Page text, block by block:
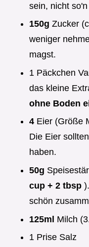
sein, nicht
150g Zucker
weniger
magst.
1 Päckchen
das kleine
ohne Boden
4 Eier (Größe
Die Eier
haben.
50g
cup + 2 tbsp
schön
125ml Milch
1 Prise Salz